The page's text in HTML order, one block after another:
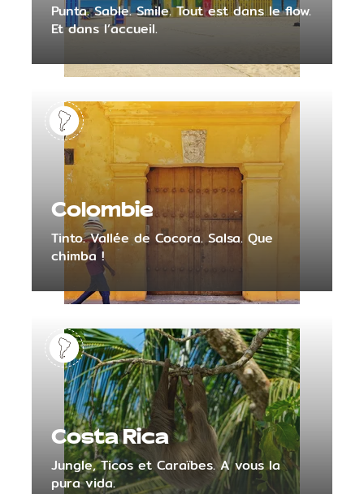
Punta. Sable. Smile. Tout est dans le flow.
Et dans l’accueil.
Colombie
Tinto. Vallée de Cocora. Salsa. Que
chimba !
Costa Rica
Jungle, Ticos et Caraïbes. A vous la
pura vida.